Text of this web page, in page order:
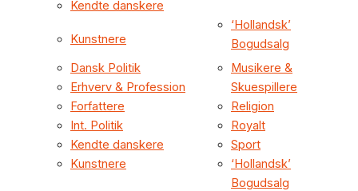
Kendte danskere
Kunstnere
‘Hollandsk’
Bogudsalg
Dansk Politik
Erhverv & Profession
Forfattere
Int. Politik
Kendte danskere
Kunstnere
Musikere &
Skuespillere
Religion
Royalt
Sport
‘Hollandsk’
Bogudsalg